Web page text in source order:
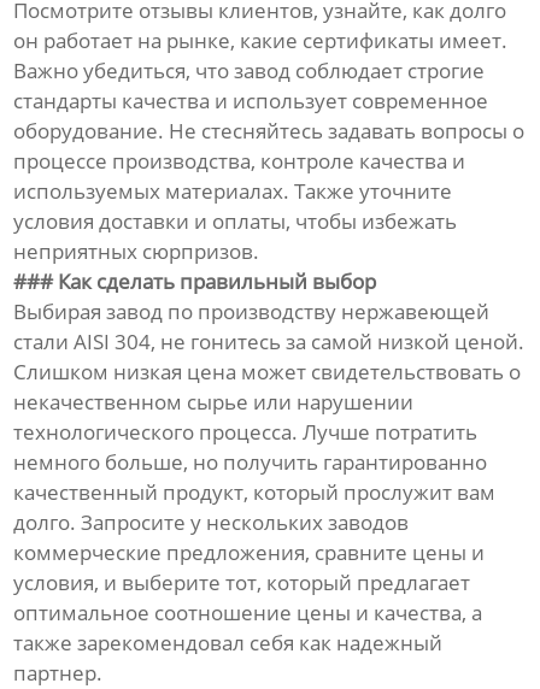
Посмотрите отзывы клиентов, узнайте, как долго
он работает на рынке, какие сертификаты имеет.
Важно убедиться, что завод соблюдает строгие
стандарты качества и использует современное
оборудование. Не стесняйтесь задавать вопросы о
процессе производства, контроле качества и
используемых материалах. Также уточните
условия доставки и оплаты, чтобы избежать
неприятных сюрпризов.
### Как сделать правильный выбор
Выбирая завод по производству нержавеющей
стали AISI 304, не гонитесь за самой низкой ценой.
Слишком низкая цена может свидетельствовать о
некачественном сырье или нарушении
технологического процесса. Лучше потратить
немного больше, но получить гарантированно
качественный продукт, который прослужит вам
долго. Запросите у нескольких заводов
коммерческие предложения, сравните цены и
условия, и выберите тот, который предлагает
оптимальное соотношение цены и качества, а
также зарекомендовал себя как надежный
партнер.